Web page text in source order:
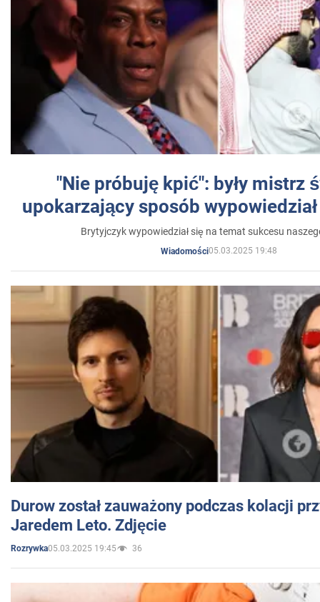
"Nie próbuję kpić": były mistrz
upokarzający sposób
Brytyjczyk wypowiedział się na temat sukcesu
Wiadomości05.03.2025 19:48
Durow został zauważony podczas kolacji
Jaredem Leto. Zdjęcie
Rozrywka05.03.2025 19:45 36